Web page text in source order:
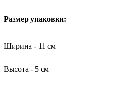
Размер упаковки:
Ширина - 11 см
Высота - 5 см